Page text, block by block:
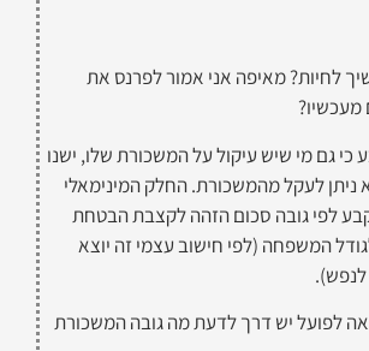
לחיות? מאיפה אני אמור לפרנס את
כי גם מי שיש עיקול על המשכורת שלו, ישנו
ניתן לעקל מהמשכורת. החלק המינימאלי
לפי גובה סכום הזהה לקצבת הבטחת
המשפחה (לפי חישוב עצמי זה יוצא
לפועל יש דרך לדעת מה גובה המשכורת